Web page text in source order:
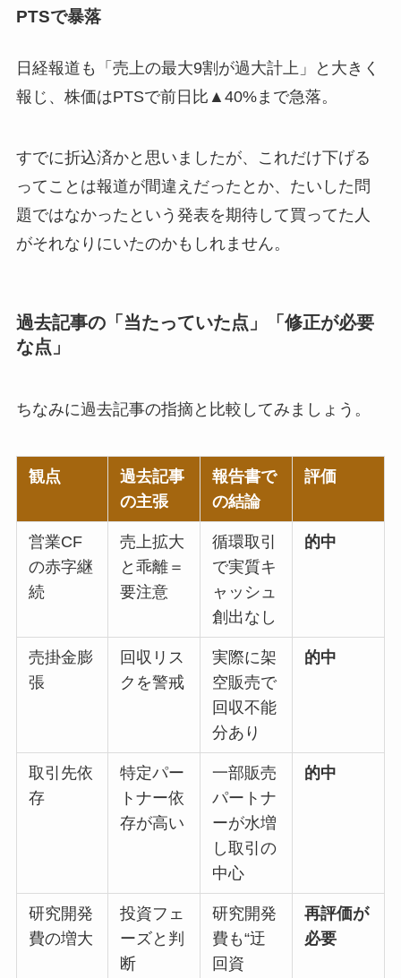
PTSで暴落
日経報道も「売上の最大9割が過大計上」と大きく
報じ、株価はPTSで前日比▲40%まで急落。
すでに折込済かと思いましたが、これだけ下げる
ってことは報道が間違えだったとか、たいした問
題ではなかったという発表を期待して買ってた人
がそれなりにいたのかもしれません。
過去記事の「当たっていた点」「修正が必要
な点」
ちなみに過去記事の指摘と比較してみましょう。
観点
過去記事
の主張
報告書で
の結論
評価
営業CF
の赤字継
続
売上拡大
と乖離＝
要注意
循環取引
で実質キ
ャッシュ
創出なし
的中
売掛金膨
張
回収リス
クを警戒
実際に架
空販売で
回収不能
分あり
的中
取引先依
存
特定パー
トナー依
存が高い
一部販売
パートナ
ーが水増
し取引の
中心
的中
研究開発
費の増大
投資フェ
ーズと判
断
研究開発
費も“迂
回資
再評価が
必要